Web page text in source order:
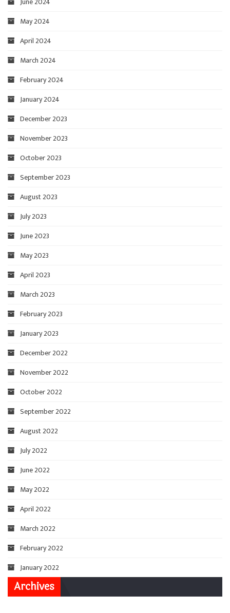
May 2024
April 2024
March 2024
February 2024
January 2024
December 2023
November 2023
October 2023
September 2023
August 2023
July 2023
June 2023
May 2023
April 2023
March 2023
February 2023
January 2023
December 2022
November 2022
October 2022
September 2022
August 2022
July 2022
June 2022
May 2022
April 2022
March 2022
February 2022
January 2022
Archives